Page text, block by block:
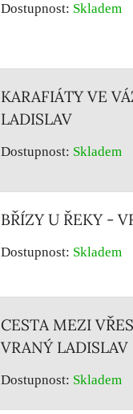
Dostupnost: Skladem
KARAFIÁTY VE
LADISLAV
Dostupnost: Skladem
BŘÍZY U ŘEKY -
Dostupnost: Skladem
CESTA MEZI
VRANÝ LADISLAV
Dostupnost: Skladem